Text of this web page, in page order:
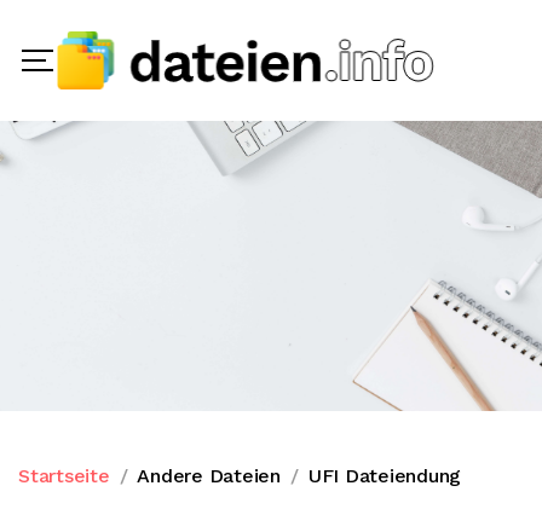
Startseite Andere Dateien UFI Dateiendung